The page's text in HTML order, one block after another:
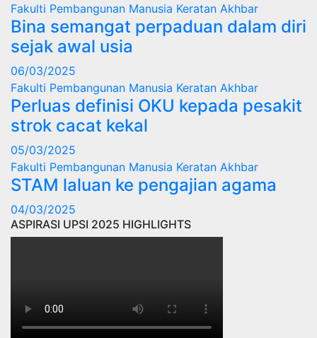
Fakulti Pembangunan Manusia Keratan Akhbar
Bina semangat perpaduan dalam diri
sejak awal usia
06/03/2025
Fakulti Pembangunan Manusia Keratan Akhbar
Perluas definisi OKU kepada pesakit
strok cacat kekal
05/03/2025
Fakulti Pembangunan Manusia Keratan Akhbar
STAM laluan ke pengajian agama
04/03/2025
ASPIRASI UPSI 2025 HIGHLIGHTS